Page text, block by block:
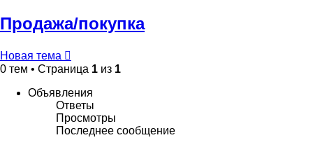
Продажа/покупка
Новая тема
0 тем • Страница 1 из 1
Объявления
Ответы
Просмотры
Последнее сообщение